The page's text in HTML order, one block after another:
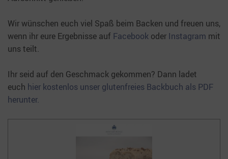
Wir wünschen euch viel Spaß beim Backen und freuen uns,
wenn ihr eure Ergebnisse auf Facebook oder Instagram mit
uns teilt.
Ihr seid auf den Geschmack gekommen? Dann ladet
euch hier kostenlos unser glutenfreies Backbuch als PDF
herunter.